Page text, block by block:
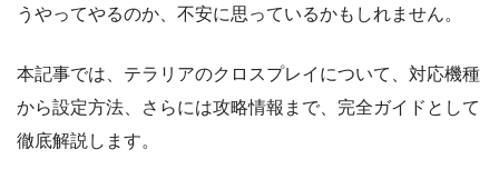
うやってやるのか、不安に思っているかもしれません。
本記事では、テラリアのクロスプレイについて、対応機種
から設定方法、さらには攻略情報まで、完全ガイドとして
徹底解説します。